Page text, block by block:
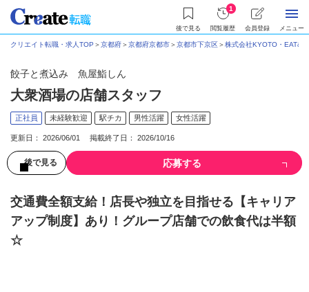
後で見る
1
閲覧履歴 会員登録 メニュー
クリエイト転職・求人TOP ＞京都府＞京都府京都市＞京都市下京区＞株式会社KYOTO・
餃子と煮込み 魚屋鮨しん
大衆酒場の店舗スタッフ
正社員 未経験歓迎 駅チカ 男性活躍 女性活躍
更新日： 2026/06/01 掲載終了日： 2026/10/16
後で見る 応募する
交通費全額支給！店長や独立を目指せる【キャリア
アップ制度】あり！グループ店舗での飲食代は半額
☆